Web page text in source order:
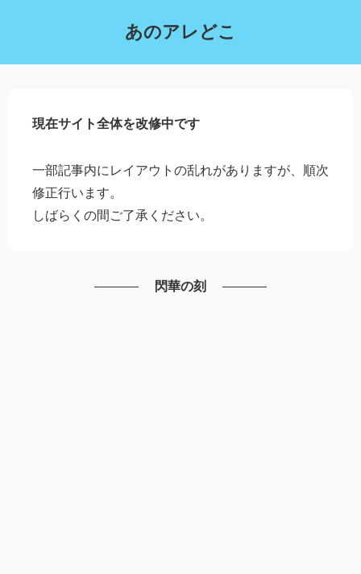
あのアレどこ
現在サイト全体を改修中です
一部記事内にレイアウトの乱れがありますが、順次
修正行います。
しばらくの間ご了承ください。
閃華の刻